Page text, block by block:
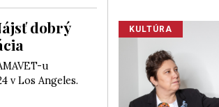
dobrý
u
v Los Angeles.
KULTÚRA